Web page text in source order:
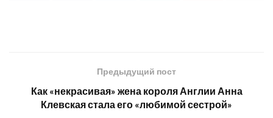
Предыдущий пост
Как «некрасивая» жена короля Англии Анна
Клевская стала его «любимой сестрой»